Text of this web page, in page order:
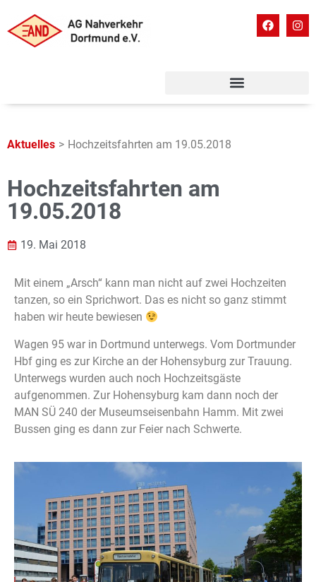
Aktuelles > Hochzeitsfahrten am 19.05.2018
Hochzeitsfahrten am
19.05.2018
19. Mai 2018
Mit einem „Arsch“ kann man nicht auf zwei Hochzeiten
tanzen, so ein Sprichwort. Das es nicht so ganz stimmt
haben wir heute bewiesen
Wagen 95 war in Dortmund unterwegs. Vom Dortmunder
Hbf ging es zur Kirche an der Hohensyburg zur Trauung.
Unterwegs wurden auch noch Hochzeitsgäste
aufgenommen. Zur Hohensyburg kam dann noch der
MAN SÜ 240 der Museumseisenbahn Hamm. Mit zwei
Bussen ging es dann zur Feier nach Schwerte.